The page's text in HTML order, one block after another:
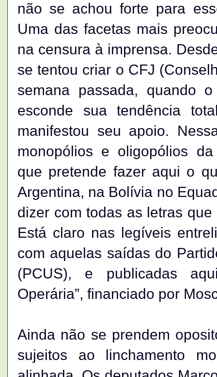
não se achou forte para
Uma das facetas mais
na censura à imprensa.
se tentou criar o CFJ
semana passada, quando
esconde sua tendência
manifestou seu apoio.
monopólios e oligopólios
que pretende fazer aqui o
Argentina, na Bolívia no
dizer com todas as letras
Está claro nas legíveis
com aquelas saídas do
(PCUS), e publicadas
Operária”, financiado por
Ainda não se prendem
sujeitos ao linchamento